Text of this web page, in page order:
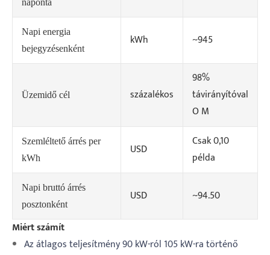
naponta
Napi energia
bejegyzésenként
kWh ~945
Üzemidő cél százalékos
98%
távirányítóval
O M
Szemléltető árrés per
kWh
USD
Csak 0,10
példa
Napi bruttó árrés
posztonként
USD
~94.50
Miért számít
Az átlagos teljesítmény 90 kW-ról 105 kW-ra történő